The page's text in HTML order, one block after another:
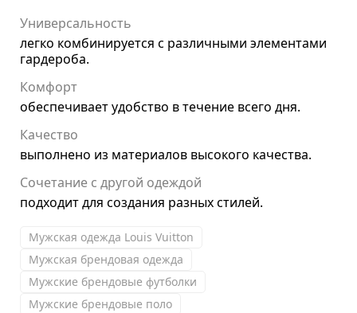
Универсальность
легко комбинируется с различными элементами
гардероба.
Комфорт
обеспечивает удобство в течение всего дня.
Качество
выполнено из материалов высокого качества.
Сочетание с другой одеждой
подходит для создания разных стилей.
Мужская одежда Louis Vuitton
Мужская брендовая одежда
Мужские брендовые футболки
Мужские брендовые поло